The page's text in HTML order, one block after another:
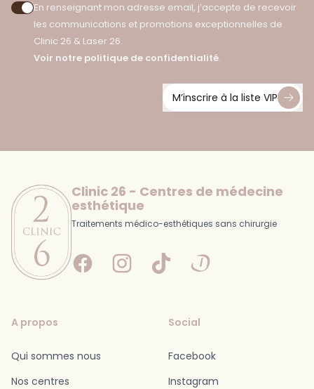
Accepter les politiques de confidentialité
En renseignant mon adresse email, j’accepte de recevoir
les communications et promotions exceptionnelles de
Clinic 26 & Laser 26.
Voir notre politique de confidentialité.
M’inscrire à la liste VIP
Clinic 26 - Centres de médecine
esthétique
Traitements médico-esthétiques sans chirurgie
FacebookInstagram
Tiktok Doctolib
A propos
Qui sommes nous
Nos centres
Social
Facebook
Instagram